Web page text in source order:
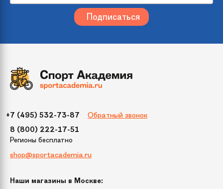
Россия
пакет с ручками, инструкция
Цвет
Бренд Тянитолкай
Модель "Ural" 107 см
+7 (495) 532-73-87 Обратный звонок
8 (800) 222-17-51
Регионы бесплатно
shop@sportacademia.ru
Наши магазины в Москве: